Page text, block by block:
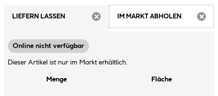
LIEFERN LASSEN
IM MARKT ABHOLEN
Online nicht verfügbar
Dieser Artikel ist nur im Markt erhältlich.
Menge Fläche